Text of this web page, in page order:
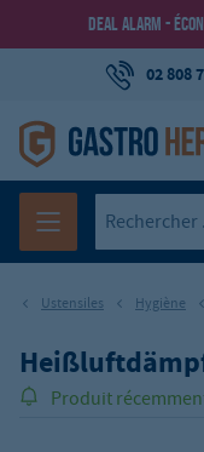
DEAL ALARM -
02 808
Ustensiles Hygiène
Produit